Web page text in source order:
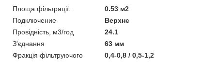
Площа фільтрації:
0.53 м2
Подключение
Верхнє
Провідність, м3/год
24.1
З'єднання
63 мм
Фракція фільтруючого
0,4-0,8 / 0,5-1,2